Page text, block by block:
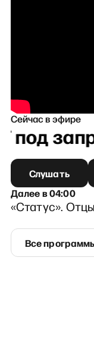
Сейчас в эфире
Слушать
Далеев04:00
«Статус». Отцы
Все